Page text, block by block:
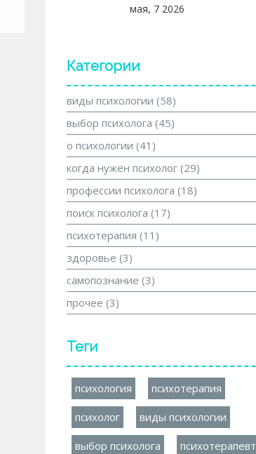
мая, 7 2026
Категории
виды психологии (58)
выбор психолога (45)
о психологии (41)
когда нужен психолог (29)
профессии психолога (18)
поиск психолога (17)
психотерапия (11)
здоровье (3)
самопознание (3)
прочее (3)
Теги
психология психотерапия
психолог виды психологии
выбор психолога психотерапевт